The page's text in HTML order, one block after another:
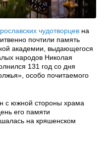
чудотворцев на
почтили память
академии, выдающегося
народов Николая
131 год со дня
особо почитаемого
с южной стороны храма
его памяти
на кряшенском